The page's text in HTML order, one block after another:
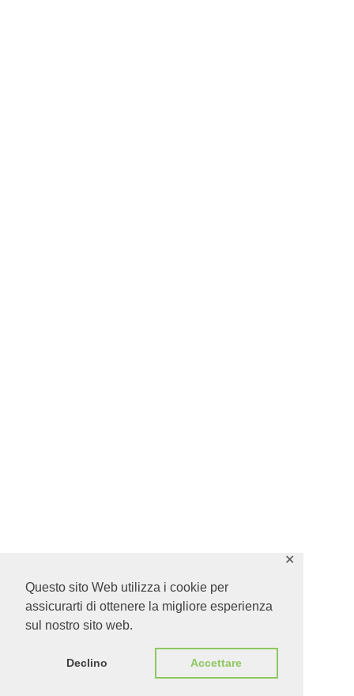
Questo sito Web utilizza i cookie per
assicurarti di ottenere la migliore esperienza
sul nostro sito web.
Declino Accettare
✕